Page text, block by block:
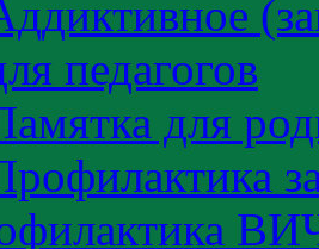
педагогов
для